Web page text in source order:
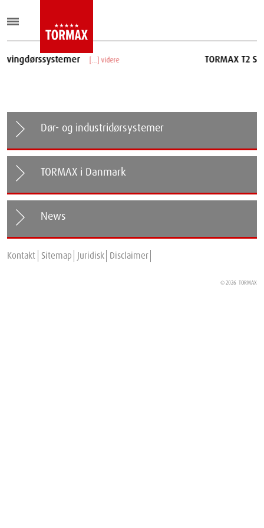
[...] videre TORMAX T2
Dør- og industridørsystemer
TORMAX i Danmark
News
Energy-Efficient Automatic Sliding Doors.
Kontakt Sitemap Juridisk Disclaimer
© 2026 TORMAX